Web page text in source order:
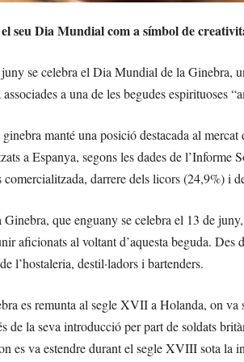
seu Dia Mundial com a símbol de
se celebra el Dia Mundial de la Ginebra,
a una de les begudes espirituoses
manté una posició destacada al
a Espanya, segons les dades de
comercialitzada, darrere dels licors (24,9%) i
que enguany se celebra el 13 de
aficionats al voltant d’aquesta beguda.
l’hostaleria, destil·ladors i bartenders.
es remunta al segle XVII a Holanda, on
de la seva introducció per part de soldats
es va estendre durant el segle XVIII sota la